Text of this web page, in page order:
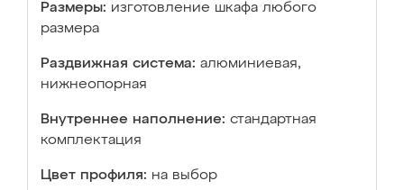
Размеры: изготовление шкафа любого
размера
Раздвижная система: алюминиевая,
нижнеопорная
Внутреннее наполнение: стандартная
комплектация
Цвет профиля: на выбор